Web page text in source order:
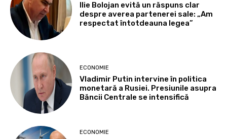
Ilie Bolojan evită un răspuns clar
despre averea partenerei sale: „Am
respectat întotdeauna legea”
ECONOMIE
Vladimir Putin intervine în politica
monetară a Rusiei. Presiunile asupra
Băncii Centrale se intensifică
ECONOMIE